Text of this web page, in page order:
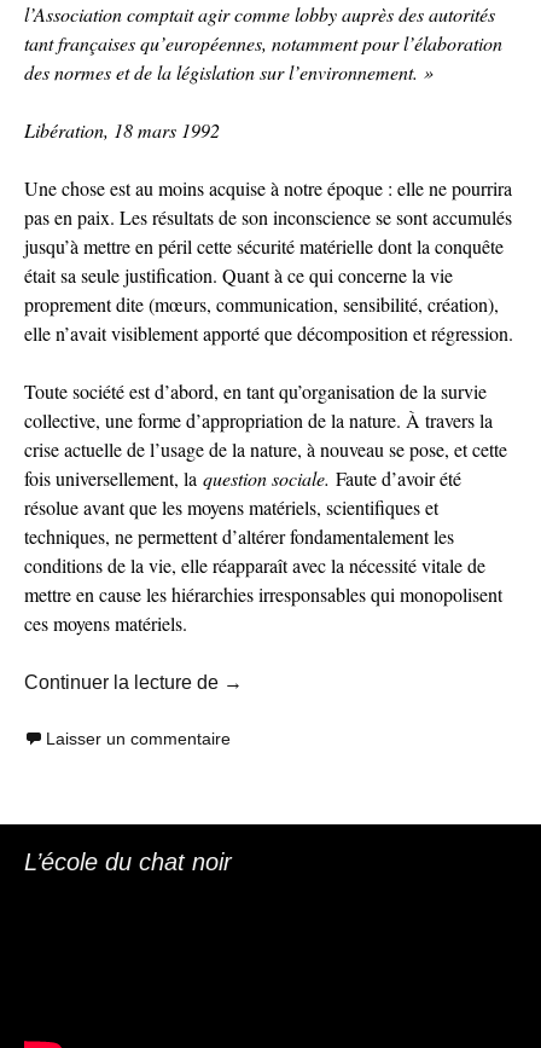
l’Association comptait agir comme lobby auprès des autorités
tant françaises qu’européennes, notamment pour l’élaboration
des normes et de la législation sur l’environnement. »
Libération, 18 mars 1992
Une chose est au moins acquise à notre époque : elle ne pourrira
pas en paix. Les résultats de son inconscience se sont accumulés
jusqu’à mettre en péril cette sécurité matérielle dont la conquête
était sa seule justification. Quant à ce qui concerne la vie
proprement dite (mœurs, communication, sensibilité, création),
elle n’avait visiblement apporté que décomposition et régression.
Toute société est d’abord, en tant qu’organisation de la survie
collective, une forme d’appropriation de la nature. À travers la
crise actuelle de l’usage de la nature, à nouveau se pose, et cette
fois universellement, la question sociale. Faute d’avoir été
résolue avant que les moyens matériels, scientifiques et
techniques, ne permettent d’altérer fondamentalement les
conditions de la vie, elle réapparaît avec la nécessité vitale de
mettre en cause les hiérarchies irresponsables qui monopolisent
ces moyens matériels.
Continuer la lecture de Adresse à tous ceux qui ne veulent
→
Laisser un commentaire
L’école du chat noir